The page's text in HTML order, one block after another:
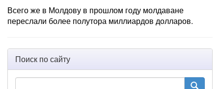
Всего же в Молдову в прошлом году молдаване
переслали более полутора миллиардов долларов.
Поиск по сайту